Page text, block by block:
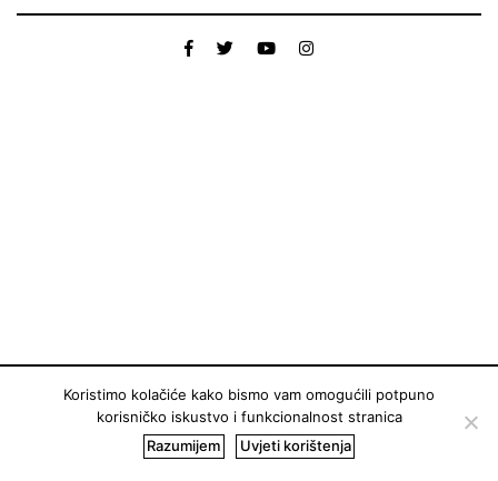
Koristimo kolačiće kako bismo vam omogućili potpuno
korisničko iskustvo i funkcionalnost stranica
Razumijem
Uvjeti korištenja